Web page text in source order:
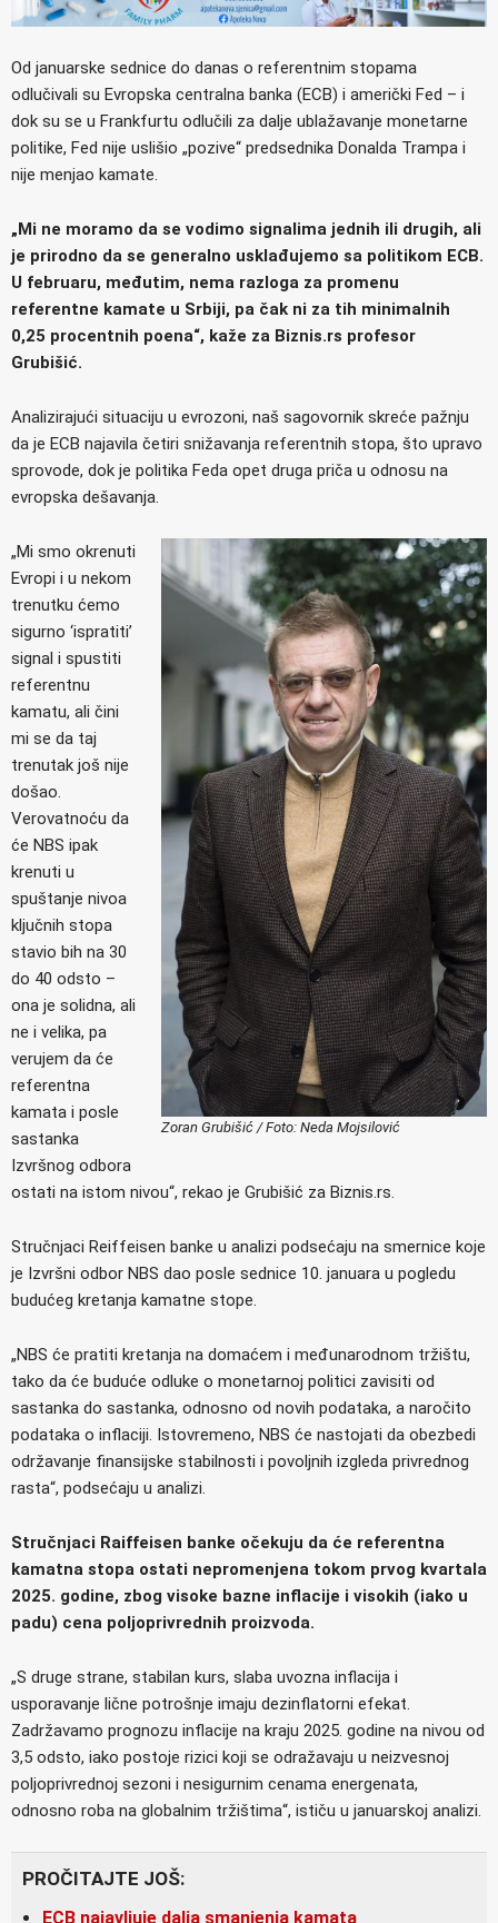
Od januarske sednice do danas o referentnim stopama
odlučivali su Evropska centralna banka (ECB) i američki Fed – i
dok su se u Frankfurtu odlučili za dalje ublažavanje monetarne
politike, Fed nije uslišio „pozive“ predsednika Donalda Trampa i
nije menjao kamate.
„Mi ne moramo da se vodimo signalima jednih ili drugih, ali
je prirodno da se generalno usklađujemo sa politikom ECB.
U februaru, međutim, nema razloga za promenu
referentne kamate u Srbiji, pa čak ni za tih minimalnih
0,25 procentnih poena“, kaže za Biznis.rs profesor
Grubišić.
Analizirajući situaciju u evrozoni, naš sagovornik skreće pažnju
da je ECB najavila četiri snižavanja referentnih stopa, što upravo
sprovode, dok je politika Feda opet druga priča u odnosu na
evropska dešavanja.
Zoran Grubišić / Foto: Neda Mojsilović
„Mi smo okrenuti
Evropi i u nekom
trenutku ćemo
sigurno ‘ispratiti’
signal i spustiti
referentnu
kamatu, ali čini
mi se da taj
trenutak još nije
došao.
Verovatnoću da
će NBS ipak
krenuti u
spuštanje nivoa
ključnih stopa
stavio bih na 30
do 40 odsto –
ona je solidna, ali
ne i velika, pa
verujem da će
referentna
kamata i posle
sastanka
Izvršnog odbora
ostati na istom nivou“, rekao je Grubišić za Biznis.rs.
Stručnjaci Reiffeisen banke u analizi podsećaju na smernice koje
je Izvršni odbor NBS dao posle sednice 10. januara u pogledu
budućeg kretanja kamatne stope.
„NBS će pratiti kretanja na domaćem i međunarodnom tržištu,
tako da će buduće odluke o monetarnoj politici zavisiti od
sastanka do sastanka, odnosno od novih podataka, a naročito
podataka o inflaciji. Istovremeno, NBS će nastojati da obezbedi
održavanje finansijske stabilnosti i povoljnih izgleda privrednog
rasta“, podsećaju u analizi.
Stručnjaci Raiffeisen banke očekuju da će referentna
kamatna stopa ostati nepromenjena tokom prvog kvartala
2025. godine, zbog visoke bazne inflacije i visokih (iako u
padu) cena poljoprivrednih proizvoda.
„S druge strane, stabilan kurs, slaba uvozna inflacija i
usporavanje lične potrošnje imaju dezinflatorni efekat.
Zadržavamo prognozu inflacije na kraju 2025. godine na nivou od
3,5 odsto, iako postoje rizici koji se odražavaju u neizvesnoj
poljoprivrednoj sezoni i nesigurnim cenama energenata,
odnosno roba na globalnim tržištima“, ističu u januarskoj analizi.
PROČITAJTE JOŠ:
ECB najavljuje dalja smanjenja kamata